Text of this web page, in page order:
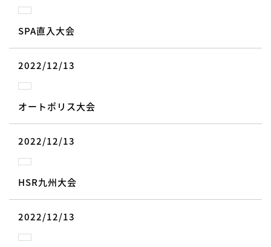
SPA直入大会
2022/12/13
オートポリス大会
2022/12/13
HSR九州大会
2022/12/13